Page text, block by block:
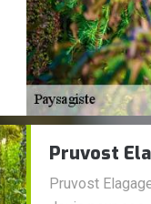
Pruvost
Pruvost